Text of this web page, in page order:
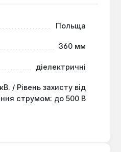
згідно з ДСТУ EN
Польща
360 мм
діелектричні
/ Рівень захисту від
струмом: до 500 В